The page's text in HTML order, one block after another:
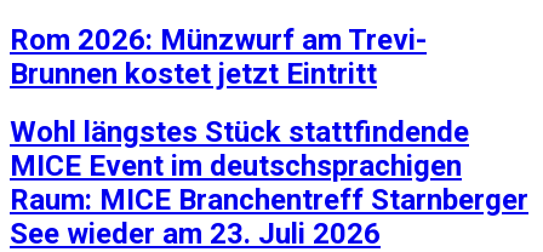
Rom 2026: Münzwurf am Trevi-
Brunnen kostet jetzt Eintritt
Wohl längstes Stück stattfindende
MICE Event im deutschsprachigen
Raum: MICE Branchentreff Starnberger
See wieder am 23. Juli 2026